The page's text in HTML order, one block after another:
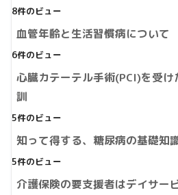
8件のビュー
血管年齢と生活習慣病について
6件のビュー
心臓カテーテル手術(PCI)を受
訓
5件のビュー
知って得する、糖尿病の基礎知
5件のビュー
介護保険の要支援者はデイサー